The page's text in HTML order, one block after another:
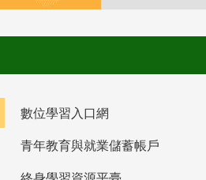
數位學習入口網
青年教育與就業儲蓄帳戶